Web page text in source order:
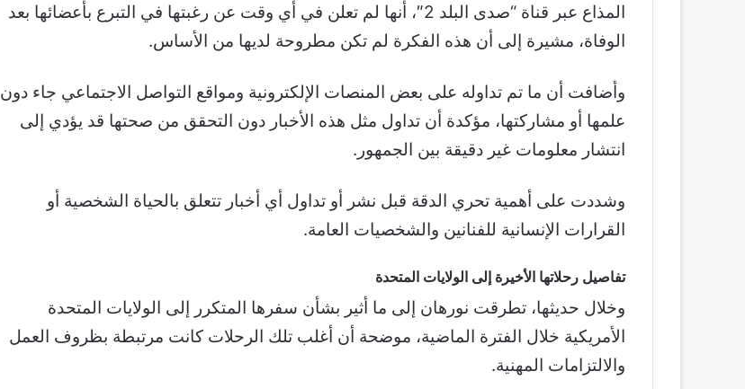
المذاع عبر قناة “صدى البلد 2″، أنها لم تعلن في أي وقت عن رغبتها في التبرع بأعضائها بعد
الوفاة، مشيرة إلى أن هذه الفكرة لم تكن مطروحة لديها من الأساس.
وأضافت أن ما تم تداوله على بعض المنصات الإلكترونية ومواقع التواصل الاجتماعي جاء دون
علمها أو مشاركتها، مؤكدة أن تداول مثل هذه الأخبار دون التحقق من صحتها قد يؤدي إلى
انتشار معلومات غير دقيقة بين الجمهور.
وشددت على أهمية تحري الدقة قبل نشر أو تداول أي أخبار تتعلق بالحياة الشخصية أو
القرارات الإنسانية للفنانين والشخصيات العامة.
تفاصيل رحلاتها الأخيرة إلى الولايات المتحدة
وخلال حديثها، تطرقت نورهان إلى ما أثير بشأن سفرها المتكرر إلى الولايات المتحدة
الأمريكية خلال الفترة الماضية، موضحة أن أغلب تلك الرحلات كانت مرتبطة بظروف العمل
والالتزامات المهنية.